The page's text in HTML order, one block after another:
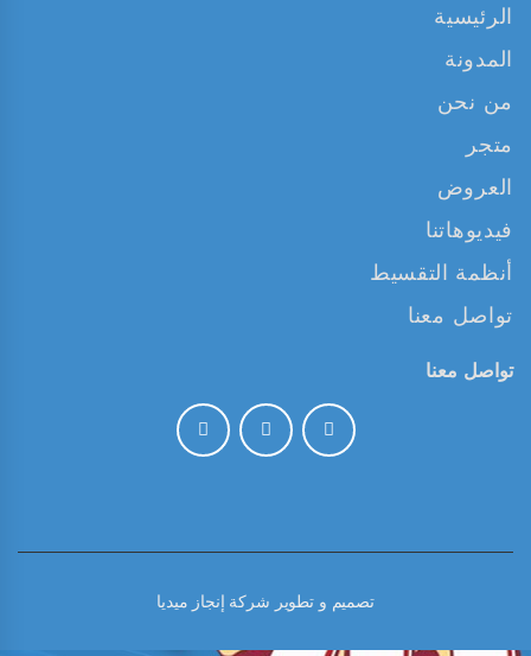
الرئيسية
المدونة
من نحن
متجر
العروض
فيديوهاتنا
أنظمة التقسيط
تواصل معنا
تواصل معنا
تصميم و تطوير شركة إنجاز ميديا